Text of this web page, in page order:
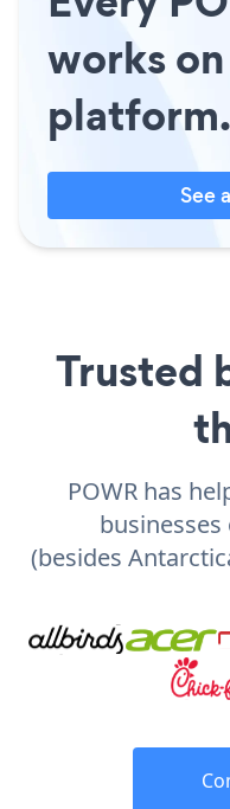
works
platform.
See
Trusted
POWR has
(besides